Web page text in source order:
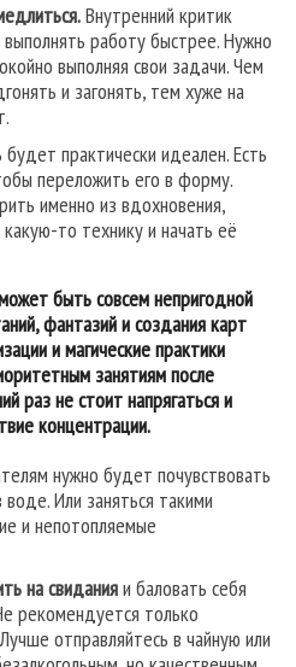
Внутренний критик
работу быстрее. Нужно
выполняя свои задачи. Чем
и загонять, тем хуже на
практически идеален. Есть
переложить его в форму.
именно из вдохновения,
то технику и начать её
быть совсем непригодной
фантазий и создания карт
и магические практики
занятиям после
раз не стоит напрягаться и
концентрации.
нужно будет почувствовать
Или заняться такими
и непотопляемые
на свиданияи баловать себя
рекомендуется только
отправляйтесь в чайную или